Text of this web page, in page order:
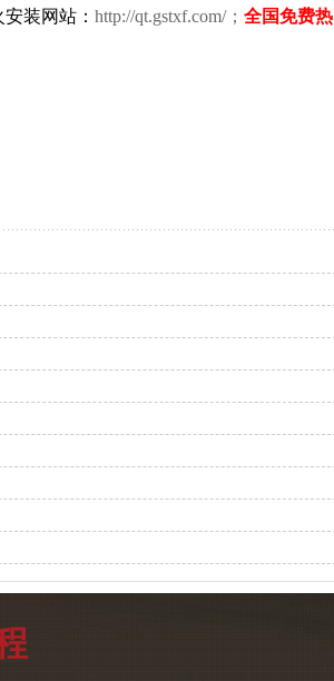
装网站： http://qt.gstxf.com/； 全国免费热